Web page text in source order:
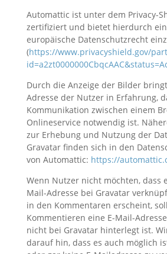
Automattic ist unter dem Privacy-
zertifiziert und bietet hierdurch
europäische Datenschutzrecht
(https://www.privacyshield.gov/
Durch die Anzeige der Bilder
Adresse der Nutzer in Erfahrung,
Kommunikation zwischen einem
Onlineservice notwendig ist.
zur Erhebung und Nutzung der
Gravatar finden sich in den
von Automattic: https://
Wenn Nutzer nicht möchten, dass
Mail-Adresse bei Gravatar
in den Kommentaren erscheint,
Kommentieren eine E-Mail-
nicht bei Gravatar hinterlegt ist.
darauf hin, dass es auch möglich